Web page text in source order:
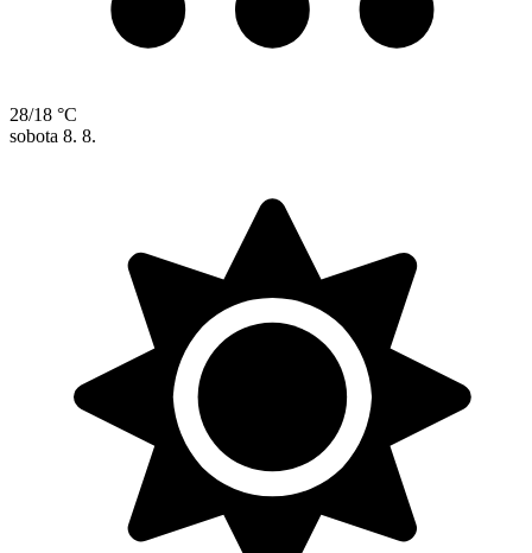
28/18 °C
sobota 8. 8.